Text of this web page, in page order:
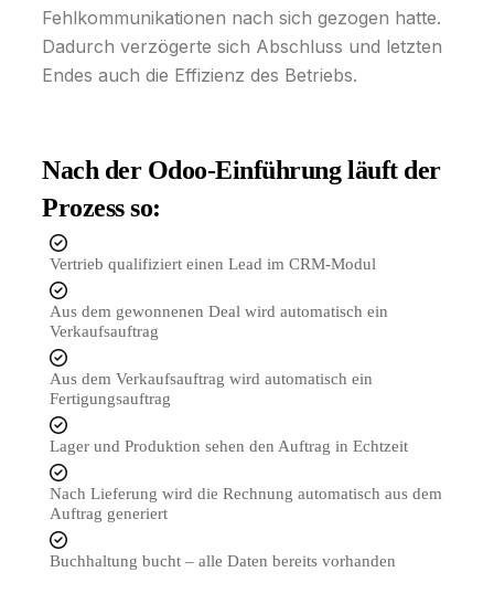
Fehlkommunikationen nach sich gezogen hatte.
Dadurch verzögerte sich Abschluss und letzten
Endes auch die Effizienz des Betriebs.
Nach der Odoo-Einführung läuft der
Prozess so:
Vertrieb qualifiziert einen Lead im CRM-Modul
Aus dem gewonnenen Deal wird automatisch ein
Verkaufsauftrag
Aus dem Verkaufsauftrag wird automatisch ein
Fertigungsauftrag
Lager und Produktion sehen den Auftrag in Echtzeit
Nach Lieferung wird die Rechnung automatisch aus dem
Auftrag generiert
Buchhaltung bucht – alle Daten bereits vorhanden